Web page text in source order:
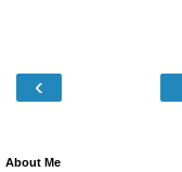
‹
About Me